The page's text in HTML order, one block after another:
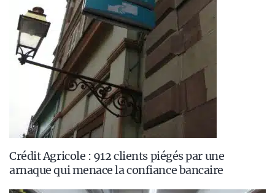
Crédit Agricole : 912 clients piégés par une
arnaque qui menace la confiance bancaire